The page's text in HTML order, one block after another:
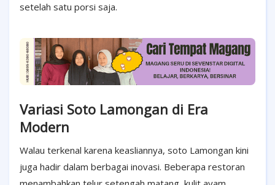
setelah satu porsi saja.
Variasi Soto Lamongan di Era
Modern
Walau terkenal karena keasliannya, soto Lamongan kini
juga hadir dalam berbagai inovasi. Beberapa restoran